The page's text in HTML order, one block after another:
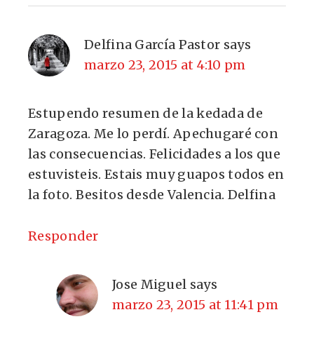
Delfina García Pastor says
marzo 23, 2015 at 4:10 pm
Estupendo resumen de la kedada de
Zaragoza. Me lo perdí. Apechugaré con
las consecuencias. Felicidades a los que
estuvisteis. Estais muy guapos todos en
la foto. Besitos desde Valencia. Delfina
Responder
Jose Miguel says
marzo 23, 2015 at 11:41 pm